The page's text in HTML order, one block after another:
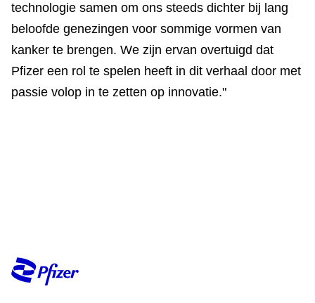
technologie samen om ons steeds dichter bij lang
beloofde genezingen voor sommige vormen van
kanker te brengen. We zijn ervan overtuigd dat
Pfizer een rol te spelen heeft in dit verhaal door met
passie volop in te zetten op innovatie."